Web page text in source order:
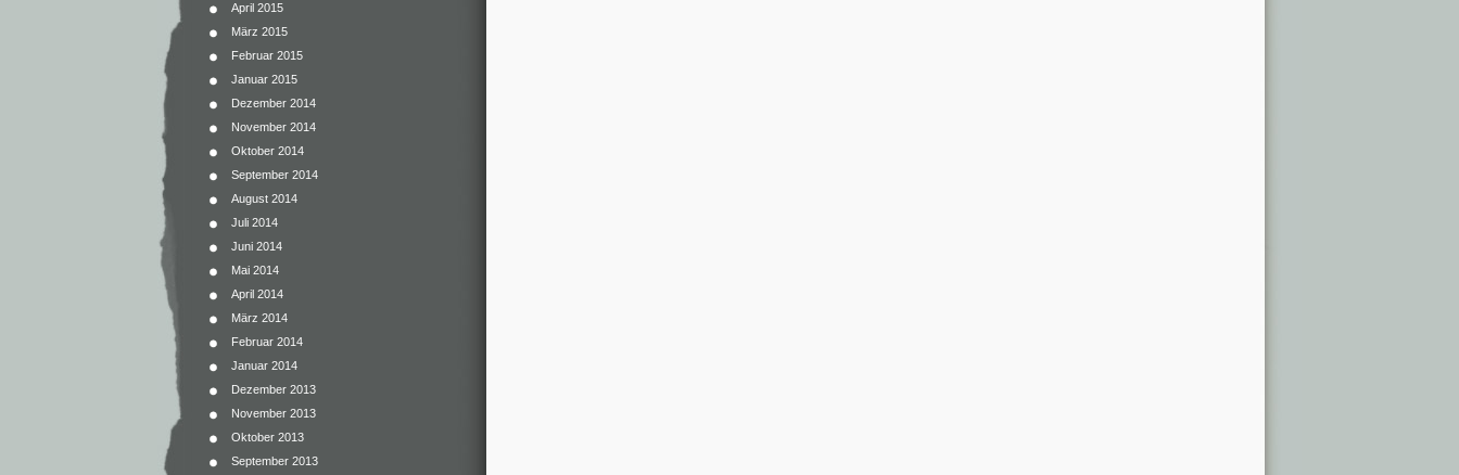
April 2015
März 2015
Februar 2015
Januar 2015
Dezember 2014
November 2014
Oktober 2014
September 2014
August 2014
Juli 2014
Juni 2014
Mai 2014
April 2014
März 2014
Februar 2014
Januar 2014
Dezember 2013
November 2013
Oktober 2013
September 2013